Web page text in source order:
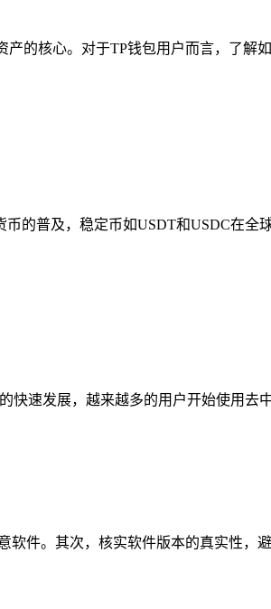
的核心。对于TP钱包用户而言，了解
的普及，稳定币如USDT和USDC在全
速发展，越来越多的用户开始使用去
件。其次，核实软件版本的真实性，